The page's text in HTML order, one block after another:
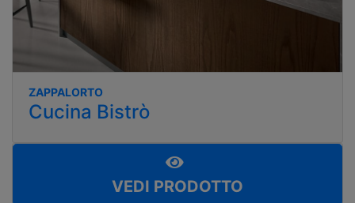
ZAPPALORTO
Cucina Bistrò
VEDI PRODOTTO